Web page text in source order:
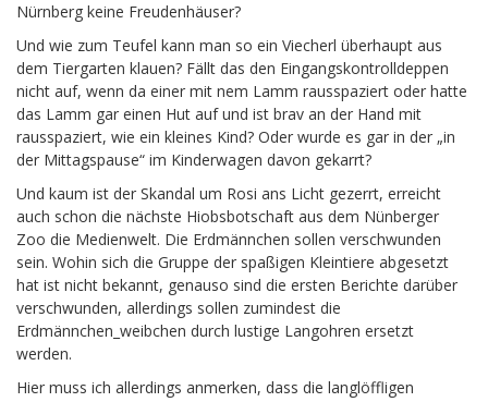
Nürnberg keine Freudenhäuser?
Und wie zum Teufel kann man so ein Viecherl überhaupt aus
dem Tiergarten klauen? Fällt das den Eingangskontrolldeppen
nicht auf, wenn da einer mit nem Lamm rausspaziert oder hatte
das Lamm gar einen Hut auf und ist brav an der Hand mit
rausspaziert, wie ein kleines Kind? Oder wurde es gar in der „in
der Mittagspause“ im Kinderwagen davon gekarrt?
Und kaum ist der Skandal um Rosi ans Licht gezerrt, erreicht
auch schon die nächste Hiobsbotschaft aus dem Nünberger
Zoo die Medienwelt. Die Erdmännchen sollen verschwunden
sein. Wohin sich die Gruppe der spaßigen Kleintiere abgesetzt
hat ist nicht bekannt, genauso sind die ersten Berichte darüber
verschwunden, allerdings sollen zumindest die
Erdmännchen_weibchen durch lustige Langohren ersetzt
werden.
Hier muss ich allerdings anmerken, dass die langlöffligen